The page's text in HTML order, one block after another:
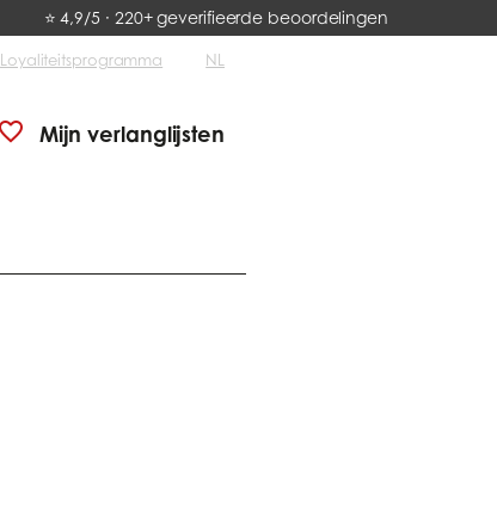
⭐ 4,9/5 · 220+ geverifieerde beoordelingen
Loyaliteitsprogramma NL
Mijn verlanglijsten